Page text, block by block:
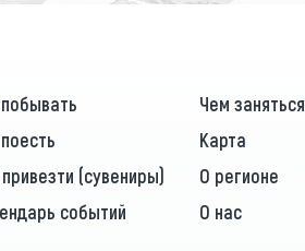
Чем заняться
Карта
(сувениры) О регионе
событий О нас